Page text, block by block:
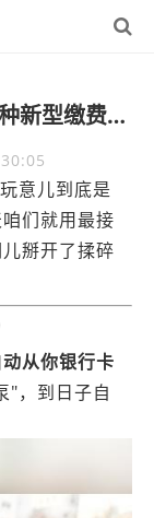
泵交保费是什么意思 一文读懂这种新型缴费方式的利弊
意儿到底是
们就用最接
掰开了揉碎
从你银行卡
"，到日子自